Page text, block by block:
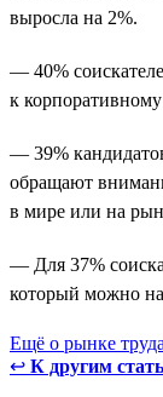
выросла на 2%.
— 40%
к
— 39%
обращают
в мире или на
— Для 37%
который можно
Ещё о рынке труда
↩ К другим